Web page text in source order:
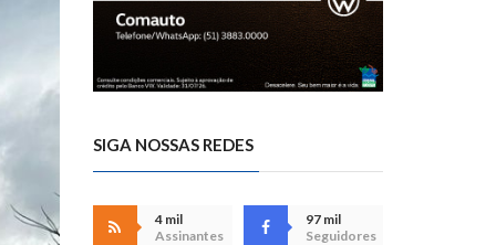
SIGA NOSSAS REDES
4 mil
Assinantes
97 mil
Seguidores